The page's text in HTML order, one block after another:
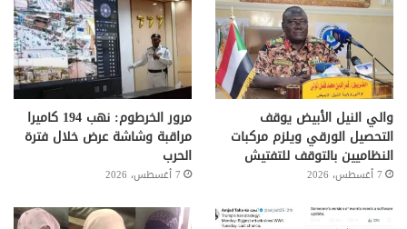
والي النيل الأبيض يوقف
التحصيل الورقي ويلزم مركبات
النظاميين بالتوقف للتفتيش
7 أغسطس، 2026
مرور الخرطوم: نهب 194 كاميرا
مراقبة وشاشة عرض خلال فترة
الحرب
7 أغسطس، 2026